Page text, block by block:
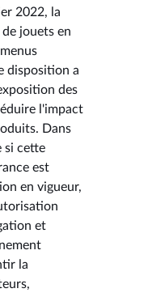
2022, la
jouets en
disposition a
des
l'impact
Dans
si cette
est
en vigueur,
et
la